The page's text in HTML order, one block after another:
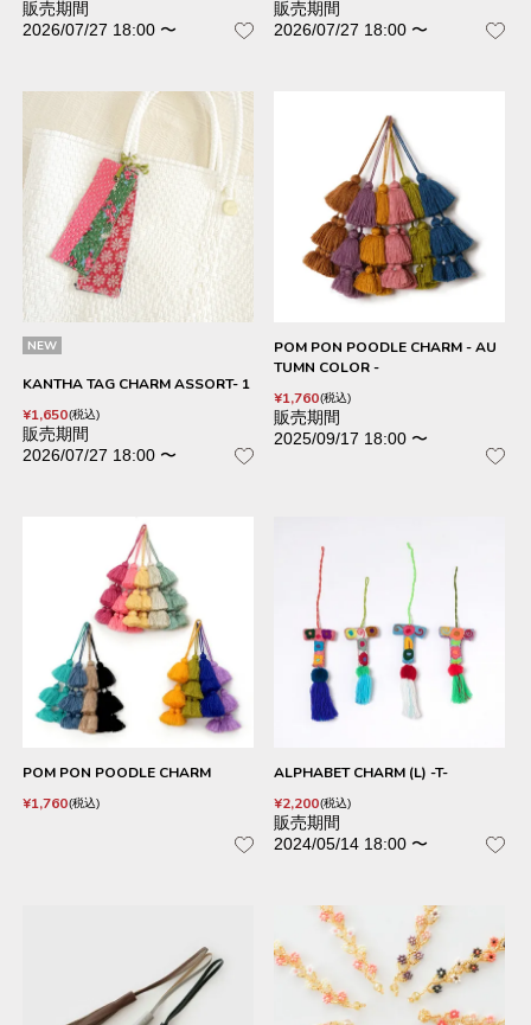
販売期間
2026/07/27 18:00 〜
販売期間
2026/07/27 18:00 〜
NEW
KANTHA TAG CHARM ASSORT- 1
¥1,650 税込
販売期間
2026/07/27 18:00 〜
POM PON POODLE CHARM - AU
TUMN COLOR -
¥1,760 税込
販売期間
2025/09/17 18:00 〜
POM PON POODLE CHARM
¥1,760 税込
ALPHABET CHARM (L) -T-
¥2,200 税込
販売期間
2024/05/14 18:00 〜